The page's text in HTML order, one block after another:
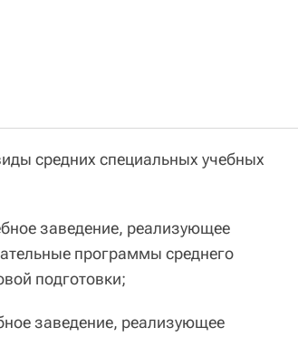
средних специальных учебных
заведение, реализующее
программы среднего
подготовки;
заведение, реализующее